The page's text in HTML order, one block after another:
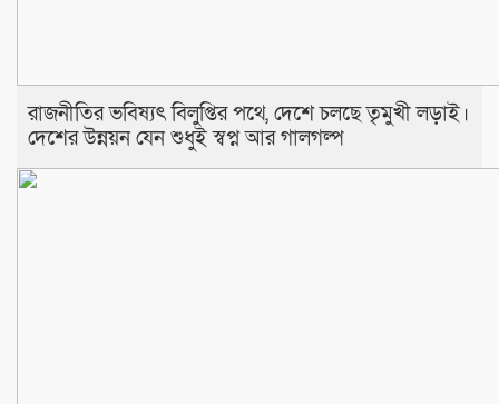
রাজনীতির ভবিষ্যৎ বিলুপ্তির পথে, দেশে চলছে তৃমুখী লড়াই।
দেশের উন্নয়ন যেন শুধুই স্বপ্ন আর গালগল্প